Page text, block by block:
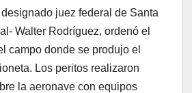
juez federal de Santa
Walter Rodríguez, ordenó el
campo donde se produjo el
Los peritos realizaron
la aeronave con equipos